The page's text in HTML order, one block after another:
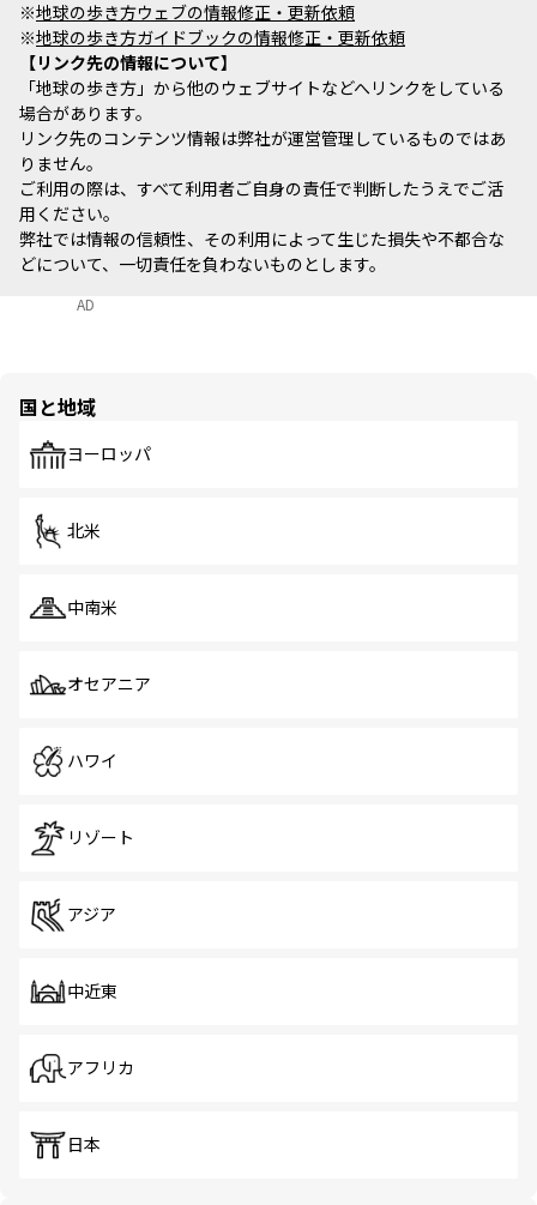
※地球の歩き方ウェブの情報修正・更新依頼
※地球の歩き方ガイドブックの情報修正・更新依頼
リンク先の情報について
「地球の歩き方」から他のウェブサイトなどへリンクをしている
場合があります。
リンク先のコンテンツ情報は弊社が運営管理しているものではあ
りません。
ご利用の際は、すべて利用者ご自身の責任で判断したうえでご活
用ください。
弊社では情報の信頼性、その利用によって生じた損失や不都合な
どについて、一切責任を負わないものとします。
AD
国と地域
ヨーロッパ
北米
中南米
オセアニア
ハワイ
リゾート
アジア
中近東
アフリカ
日本